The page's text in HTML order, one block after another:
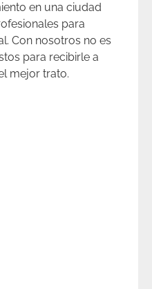
en una ciudad
para
Con nosotros no es
para recibirle a
mejor trato.